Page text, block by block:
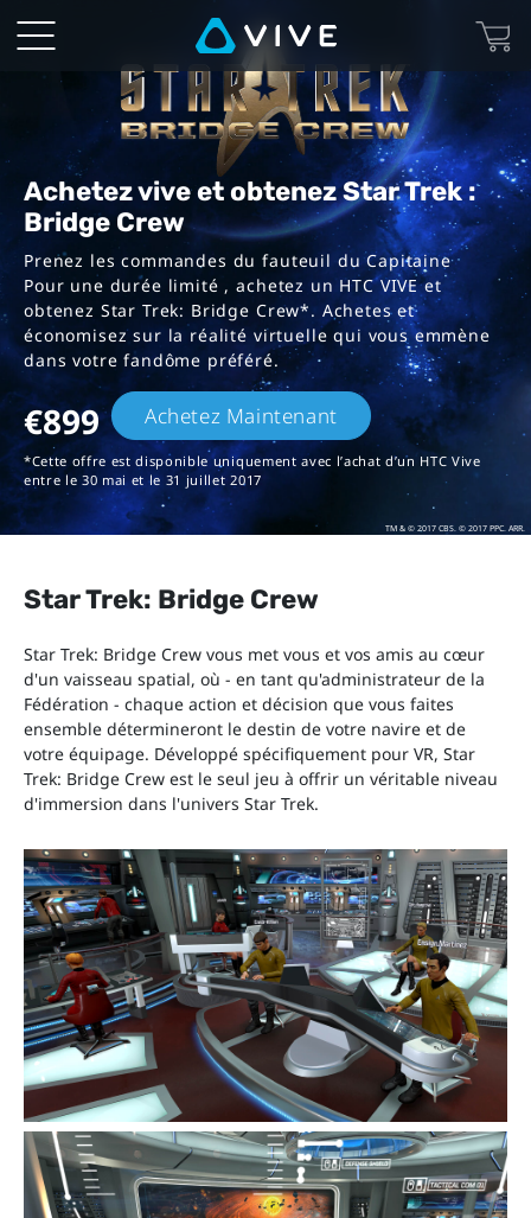
VIVE™
Star
Trek:
Bridge
Crew
Bundles
Achetez vive et obtenez Star Trek :
Bridge Crew
Prenez les commandes du fauteuil du Capitaine
Pour une durée limité , achetez un HTC VIVE et
obtenez Star Trek: Bridge Crew*. Achetes et
économisez sur la réalité virtuelle qui vous emmène
dans votre fandôme préféré.
€899 Achetez Maintenant
*Cette offre est disponible uniquement avec l’achat d’un HTC Vive
entre le 30 mai et le 31 juillet 2017
TM & © 2017 CBS. © 2017 PPC. ARR.
Star Trek: Bridge Crew
Star Trek: Bridge Crew vous met vous et vos amis au cœur
d'un vaisseau spatial, où - en tant qu'administrateur de la
Fédération - chaque action et décision que vous faites
ensemble détermineront le destin de votre navire et de
votre équipage. Développé spécifiquement pour VR, Star
Trek: Bridge Crew est le seul jeu à offrir un véritable niveau
d'immersion dans l'univers Star Trek.